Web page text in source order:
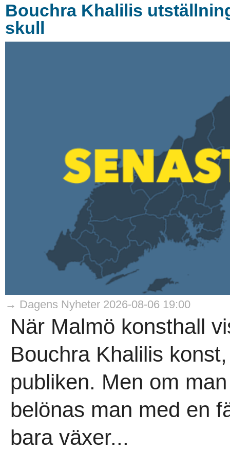
Bouchra Khalilis
skull
→ Dagens Nyheter 2026-08-06 19:00
När Malmö konsthall
Bouchra Khalilis
publiken. Men om
belönas man med en
bara växer...